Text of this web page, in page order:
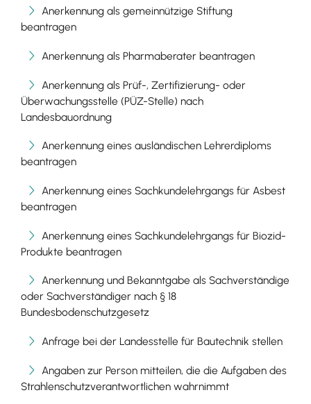
Anerkennung als gemeinnützige Stiftung
beantragen
Anerkennung als Pharmaberater beantragen
Anerkennung als Prüf-, Zertifizierung- oder
Überwachungsstelle (PÜZ-Stelle) nach
Landesbauordnung
Anerkennung eines ausländischen Lehrerdiploms
beantragen
Anerkennung eines Sachkundelehrgangs für Asbest
beantragen
Anerkennung eines Sachkundelehrgangs für Biozid-
Produkte beantragen
Anerkennung und Bekanntgabe als Sachverständige
oder Sachverständiger nach § 18
Bundesbodenschutzgesetz
Anfrage bei der Landesstelle für Bautechnik stellen
Angaben zur Person mitteilen, die die Aufgaben des
Strahlenschutzverantwortlichen wahrnimmt